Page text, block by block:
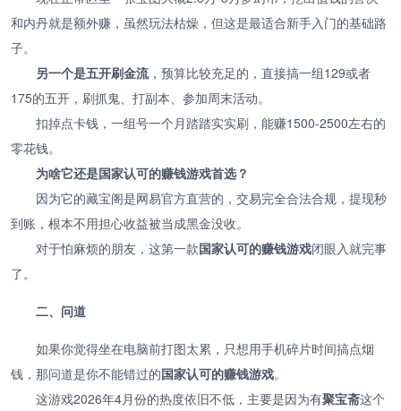
和内丹就是额外赚，虽然玩法枯燥，但这是最适合新手入门的基础路
子。
另一个是五开刷金流，预算比较充足的，直接搞一组129或者
175的五开，刷抓鬼、打副本、参加周末活动。
扣掉点卡钱，一组号一个月踏踏实实刷，能赚1500-2500左右的
零花钱。
为啥它还是国家认可的赚钱游戏首选？
因为它的藏宝阁是网易官方直营的，交易完全合法合规，提现秒
到账，根本不用担心收益被当成黑金没收。
对于怕麻烦的朋友，这第一款国家认可的赚钱游戏闭眼入就完事
了。
二、问道
如果你觉得坐在电脑前打图太累，只想用手机碎片时间搞点烟
钱，那问道是你不能错过的国家认可的赚钱游戏。
这游戏2026年4月份的热度依旧不低，主要是因为有聚宝斋这个